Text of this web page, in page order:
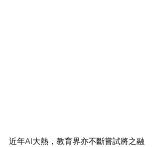
近年AI大熱，教育界亦不斷嘗試將之融